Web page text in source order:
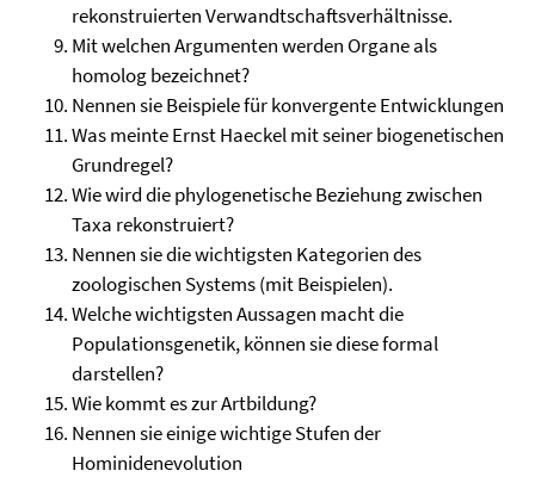
rekonstruierten Verwandtschaftsverhältnisse.
Mit welchen Argumenten werden Organe als
homolog bezeichnet?
Nennen sie Beispiele für konvergente Entwicklungen
Was meinte Ernst Haeckel mit seiner biogenetischen
Grundregel?
Wie wird die phylogenetische Beziehung zwischen
Taxa rekonstruiert?
Nennen sie die wichtigsten Kategorien des
zoologischen Systems (mit Beispielen).
Welche wichtigsten Aussagen macht die
Populationsgenetik, können sie diese formal
darstellen?
Wie kommt es zur Artbildung?
Nennen sie einige wichtige Stufen der
Hominidenevolution